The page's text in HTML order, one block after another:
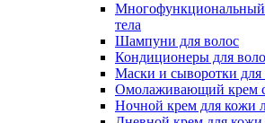
Многофункциональный
тела
Шампуни для волос
Кондиционеры для
Маски и сыворотки для
Омолаживающий крем
Ночной крем для кожи